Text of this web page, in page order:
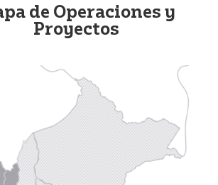
de Operaciones y
Proyectos